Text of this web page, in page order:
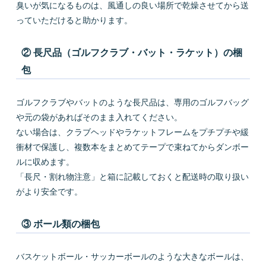
臭いが気になるものは、風通しの良い場所で乾燥させてから送
っていただけると助かります。
② 長尺品（ゴルフクラブ・バット・ラケット）の梱
包
ゴルフクラブやバットのような長尺品は、専用のゴルフバッグ
や元の袋があればそのまま入れてください。
ない場合は、クラブヘッドやラケットフレームをプチプチや緩
衝材で保護し、複数本をまとめてテープで束ねてからダンボー
ルに収めます。
「長尺・割れ物注意」と箱に記載しておくと配送時の取り扱い
がより安全です。
③ ボール類の梱包
バスケットボール・サッカーボールのような大きなボールは、